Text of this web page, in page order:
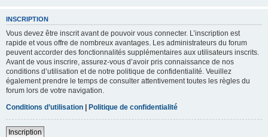
INSCRIPTION
Vous devez être inscrit avant de pouvoir vous connecter. L’inscription est
rapide et vous offre de nombreux avantages. Les administrateurs du forum
peuvent accorder des fonctionnalités supplémentaires aux utilisateurs inscrits.
Avant de vous inscrire, assurez-vous d’avoir pris connaissance de nos
conditions d’utilisation et de notre politique de confidentialité. Veuillez
également prendre le temps de consulter attentivement toutes les règles du
forum lors de votre navigation.
Conditions d’utilisation | Politique de confidentialité
Inscription